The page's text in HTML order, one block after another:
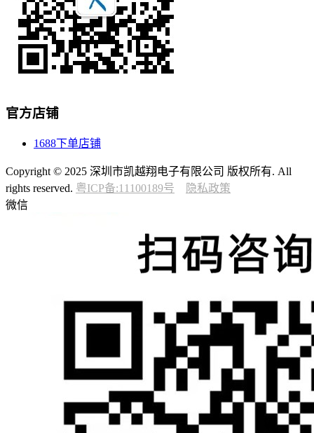
官方店铺
1688下单店铺
Copyright © 2025 深圳市凯越翔电子有限公司 版权所有. All
rights reserved. 粤ICP备:11100189号
隐私政策
微信